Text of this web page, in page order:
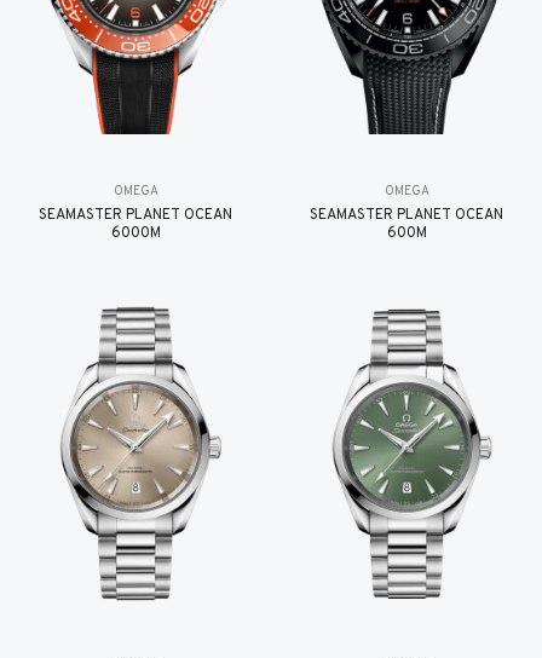
OMEGA
SEAMASTER PLANET OCEAN
6000M
OMEGA
SEAMASTER PLANET OCEAN
600M